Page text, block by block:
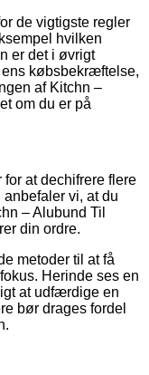
de vigtigste regler
hvilken
er det i øvrigt
købsbekræftelse,
af Kitchn –
om du er på
at dechifrere flere
vi, at du
– Alubund Til
din ordre.
metoder til at få
Herinde ses en
at udfærdige en
bør drages fordel